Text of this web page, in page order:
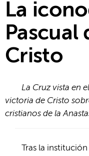
La
Pascual
Cristo
La Cruz vista en
victoria de Cristo
cristianos de la
Tras la